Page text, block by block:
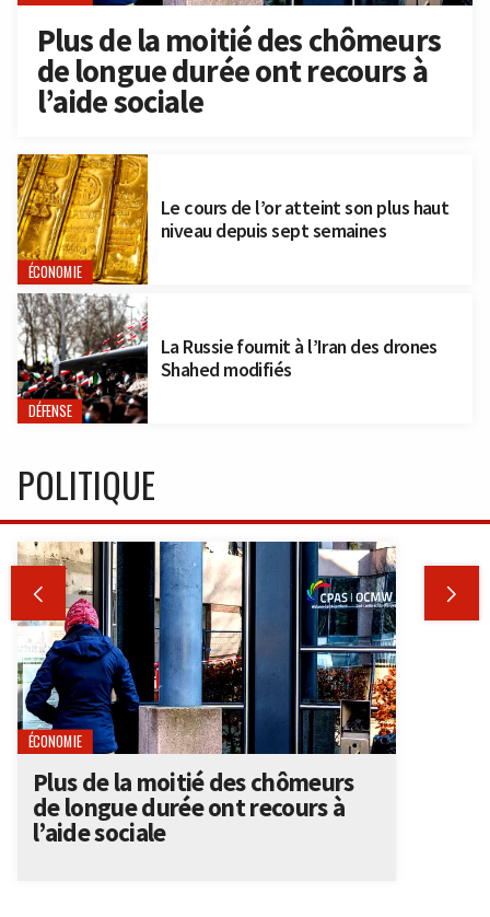
Plus de la moitié des chômeurs
de longue durée ont recours à
l’aide sociale
ÉCONOMIE
Le cours de l’or atteint son plus haut
niveau depuis sept semaines
DÉFENSE
La Russie fournit à l’Iran des drones
Shahed modifiés
POLITIQUE
 
ÉCONOMIE
Plus de la moitié des chômeurs
de longue durée ont recours à
l’aide sociale